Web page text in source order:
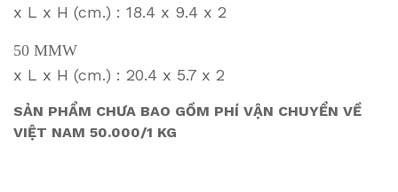
x L x H (cm.) : 18.4 x 9.4 x 2
50 MMW
x L x H (cm.) : 20.4 x 5.7 x 2
SẢN PHẨM CHƯA BAO GỒM PHÍ VẬN CHUYỂN VỀ
VIỆT NAM 50.000/1 KG